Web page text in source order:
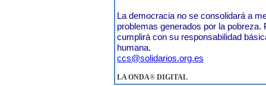
La democracia no se consolidará a
problemas generados por la pobreza.
cumplirá con su responsabilidad
humana.
ccs@solidarios.org.es
LA ONDA® DIGITAL